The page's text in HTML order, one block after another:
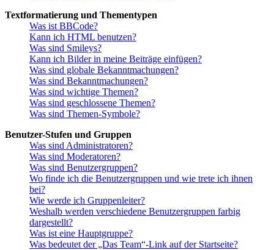
Textformatierung und Thementypen
Was ist BBCode?
Kann ich HTML benutzen?
Was sind Smileys?
Kann ich Bilder in meine Beiträge einfügen?
Was sind globale Bekanntmachungen?
Was sind Bekanntmachungen?
Was sind wichtige Themen?
Was sind geschlossene Themen?
Was sind Themen-Symbole?
Benutzer-Stufen und Gruppen
Was sind Administratoren?
Was sind Moderatoren?
Was sind Benutzergruppen?
Wo finde ich die Benutzergruppen und wie trete ich ihnen
bei?
Wie werde ich Gruppenleiter?
Weshalb werden verschiedene Benutzergruppen farbig
dargestellt?
Was ist eine Hauptgruppe?
Was bedeutet der „Das Team“-Link auf der Startseite?